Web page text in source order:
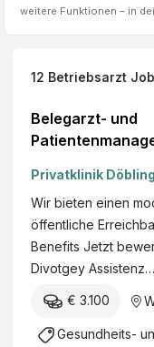
weitere Funktionen – in
12 Betriebsarzt
Belegarzt- und
Privatklinik Döbling
Wir bieten einen
öffentliche
Benefits Jetzt
Divotgey Assistenz…
€ 3.100
Gesundheits-